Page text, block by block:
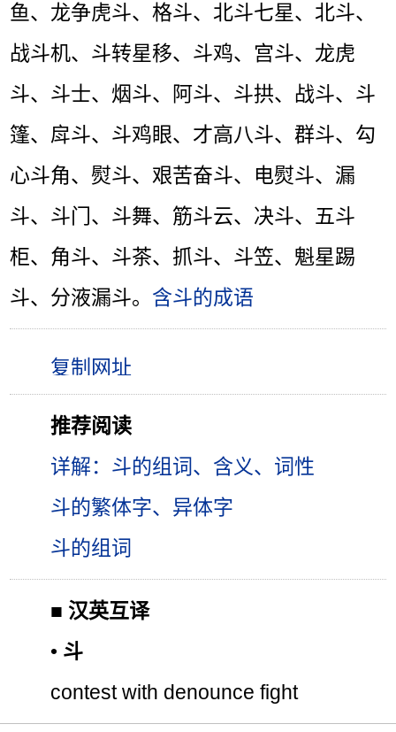
鱼、龙争虎斗、格斗、北斗七星、北斗、
战斗机、斗转星移、斗鸡、宫斗、龙虎
斗、斗士、烟斗、阿斗、斗拱、战斗、斗
篷、戽斗、斗鸡眼、才高八斗、群斗、勾
心斗角、熨斗、艰苦奋斗、电熨斗、漏
斗、斗门、斗舞、筋斗云、决斗、五斗
柜、角斗、斗茶、抓斗、斗笠、魁星踢
斗、分液漏斗。 含斗的成语
推荐阅读
详解：斗的组词、含义、词性
斗的繁体字、异体字
斗的组词
■ 汉英互译
• 斗
contest with denounce fight